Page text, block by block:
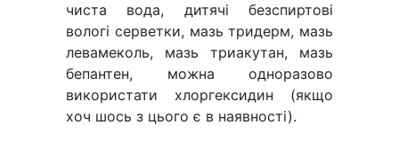
чиста вода, дитячі безспиртові
вологі серветки, мазь тридерм, мазь
левамеколь, мазь триакутан, мазь
бепантен, можна одноразово
використати хлоргексидин (якщо
хоч шось з цього є в наявності).